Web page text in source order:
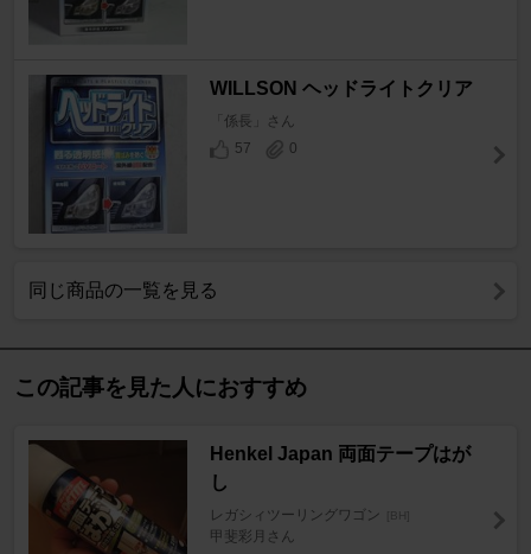
WILLSON ヘッドライトクリア
「係長」さん
57
0
同じ商品の一覧を見る
この記事を見た人におすすめ
Henkel Japan 両面テープはが
し
レガシィツーリングワゴン
甲斐彩月さん